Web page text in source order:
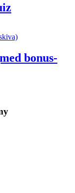
bonus-